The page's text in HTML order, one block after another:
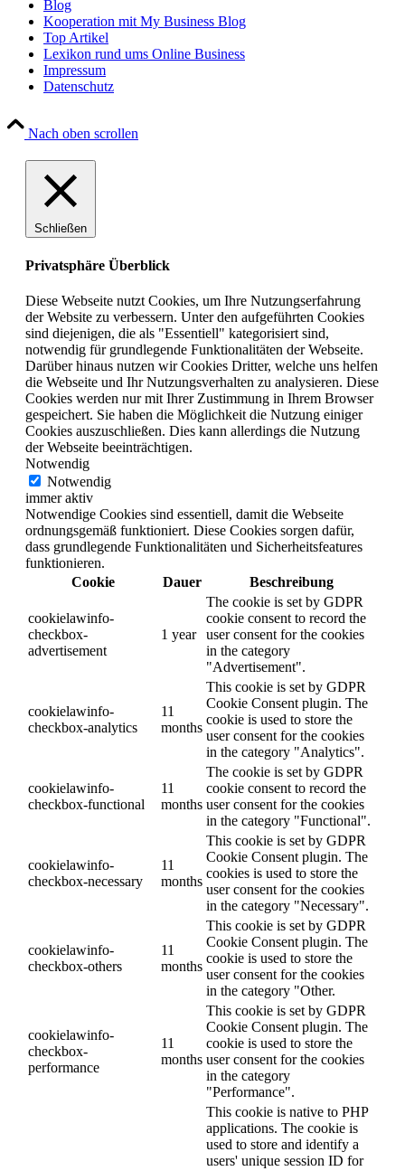
Blog
Kooperation mit My Business Blog
Top Artikel
Lexikon rund ums Online Business
Impressum
Datenschutz
Nach oben scrollen
Schließen
Privatsphäre Überblick
Diese Webseite nutzt Cookies, um Ihre Nutzungserfahrung
der Website zu verbessern. Unter den aufgeführten Cookies
sind diejenigen, die als "Essentiell" kategorisiert sind,
notwendig für grundlegende Funktionalitäten der Webseite.
Darüber hinaus nutzen wir Cookies Dritter, welche uns helfen
die Webseite und Ihr Nutzungsverhalten zu analysieren. Diese
Cookies werden nur mit Ihrer Zustimmung in Ihrem Browser
gespeichert. Sie haben die Möglichkeit die Nutzung einiger
Cookies auszuschließen. Dies kann allerdings die Nutzung
der Webseite beeinträchtigen.
Notwendig
Notwendig
immer aktiv
Notwendige Cookies sind essentiell, damit die Webseite
ordnungsgemäß funktioniert. Diese Cookies sorgen dafür,
dass grundlegende Funktionalitäten und Sicherheitsfeatures
funktionieren.
Cookie
Dauer Beschreibung
cookielawinfo-
checkbox-
advertisement
1 year
The cookie is set by GDPR
cookie consent to record the
user consent for the cookies
in the category
"Advertisement".
cookielawinfo-
checkbox-analytics
11
months
This cookie is set by GDPR
Cookie Consent plugin. The
cookie is used to store the
user consent for the cookies
in the category "Analytics".
cookielawinfo-
checkbox-functional
11
months
The cookie is set by GDPR
cookie consent to record the
user consent for the cookies
in the category "Functional".
cookielawinfo-
checkbox-necessary
11
months
This cookie is set by GDPR
Cookie Consent plugin. The
cookies is used to store the
user consent for the cookies
in the category "Necessary".
cookielawinfo-
checkbox-others
11
months
This cookie is set by GDPR
Cookie Consent plugin. The
cookie is used to store the
user consent for the cookies
in the category "Other.
cookielawinfo-
checkbox-
performance
11
months
This cookie is set by GDPR
Cookie Consent plugin. The
cookie is used to store the
user consent for the cookies
in the category
"Performance".
This cookie is native to PHP
applications. The cookie is
used to store and identify a
users' unique session ID for